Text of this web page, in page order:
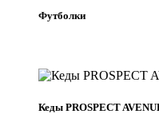
Футболки
Кеды PROSPECT